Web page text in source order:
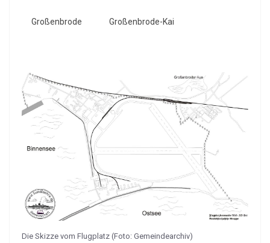
Großenbrode Großenbrode-Kai
Die Skizze vom Flugplatz (Foto: Gemeindearchiv)